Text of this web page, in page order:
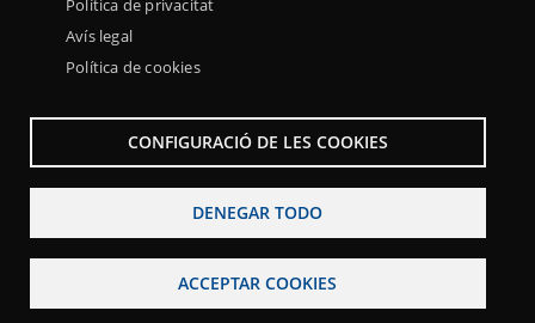
Política de privacitat
Avís legal
Política de cookies
CONFIGURACIÓ DE LES COOKIES
DENEGAR TODO
ACCEPTAR COOKIES
Menu
Footer
Mapa web